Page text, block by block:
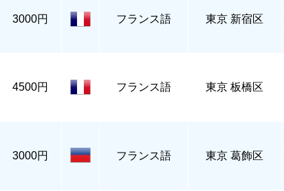
3000円 フランス語 東京 新宿区
4500円 フランス語 東京 板橋区
3000円 フランス語 東京 葛飾区